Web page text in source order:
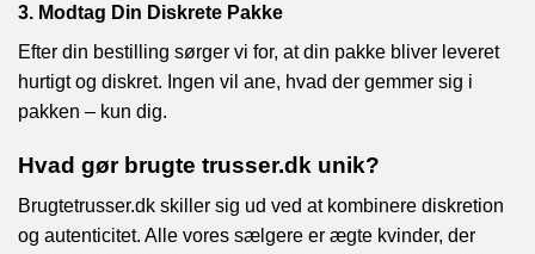
3. Modtag Din Diskrete Pakke
Efter din bestilling sørger vi for, at din pakke bliver leveret
hurtigt og diskret. Ingen vil ane, hvad der gemmer sig i
pakken – kun dig.
Hvad gør brugte trusser.dk unik?
Brugtetrusser.dk skiller sig ud ved at kombinere diskretion
og autenticitet. Alle vores sælgere er ægte kvinder, der